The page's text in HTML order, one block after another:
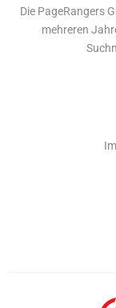
Die PageRangers
mehreren